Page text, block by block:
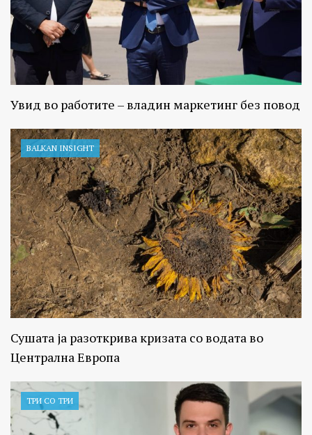
Увид во работите – владин маркетинг без повод
BALKAN INSIGHT
Сушата ја разоткрива кризата со водата во
Централна Европа
ТРИ СО ТРИ